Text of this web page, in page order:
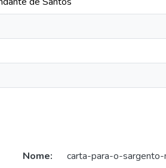
Nome:
carta-para-o-